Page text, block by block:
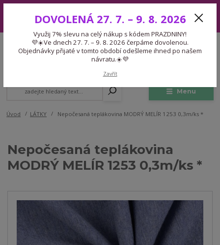
7. – 9. 8. 2026 čerpáme dovolenou. Objednávky přijaté v tomto období
odešleme ihned po našem návratu.☀️💜
Menu
CZK
Expedice 775 866 913
Po-Čt 9-15:30 Pá 9-14:30 Pauza 13-13:45
Úvod LÁTKY Nepočesaná teplákovina MODRÝ MELÍR 1253 0,3m/ks *
Nepočesaná teplákovina
MODRÝ MELÍR 1253 0,3m/ks *
DOVOLENÁ 27. 7. – 9. 8. 2026
Využij 7% slevu na celý nákup s kódem PRAZDNINY!
💜☀️Ve dnech 27. 7. – 9. 8. 2026 čerpáme dovolenou.
Objednávky přijaté v tomto období odešleme ihned po našem
návratu.☀️💜
Zavřít